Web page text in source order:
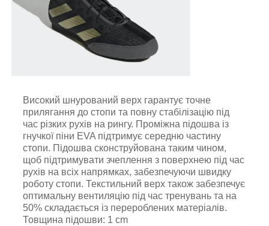
Високий шнурований верх гарантує точне
прилягання до стопи та повну стабілізацію під
час різких рухів на рингу. Проміжна підошва із
гнучкої піни EVA підтримує середню частину
стопи. Підошва сконструйована таким чином,
щоб підтримувати зчеплення з поверхнею під час
рухів на всіх напрямках, забезпечуючи швидку
роботу стопи. Текстильний верх також забезпечує
оптимальну вентиляцію під час тренувань та на
50% складається із перероблених матеріалів.
Товщина підошви: 1 cm